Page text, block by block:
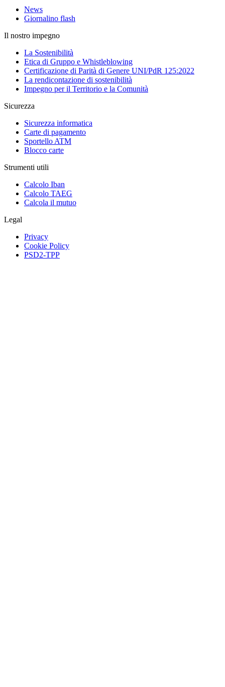
News
Giornalino flash
Il nostro impegno
La Sostenibilità
Etica di Gruppo e Whistleblowing
Certificazione di Parità di Genere UNI/PdR 125:2022
La rendicontazione di sostenibilità
Impegno per il Territorio e la Comunità
Sicurezza
Sicurezza informatica
Carte di pagamento
Sportello ATM
Blocco carte
Strumenti utili
Calcolo Iban
Calcolo TAEG
Calcola il mutuo
Legal
Privacy
Cookie Policy
PSD2-TPP